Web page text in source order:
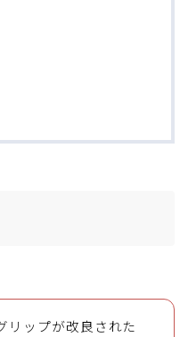
リップが改良された